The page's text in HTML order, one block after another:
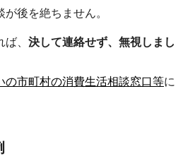
後を絶ちません。
、 決して連絡せず、無視しまし
の市町村の消費生活相談窓口等に